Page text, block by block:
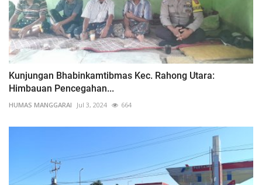
Kunjungan Bhabinkamtibmas Kec. Rahong Utara:
Himbauan Pencegahan...
HUMAS MANGGARAI Jul 3, 2024 664